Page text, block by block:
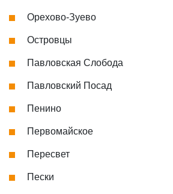
Орехово-Зуево
Островцы
Павловская Слобода
Павловский Посад
Пенино
Первомайское
Пересвет
Пески